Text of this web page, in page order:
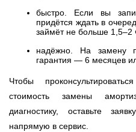
быстро. Если вы
придётся ждать в
займёт не больше 1,5–2
надёжно. На замену
гарантия — 6 месяцев
Чтобы
стоимость замены
диагностику, оставьте
напрямую в сервис.